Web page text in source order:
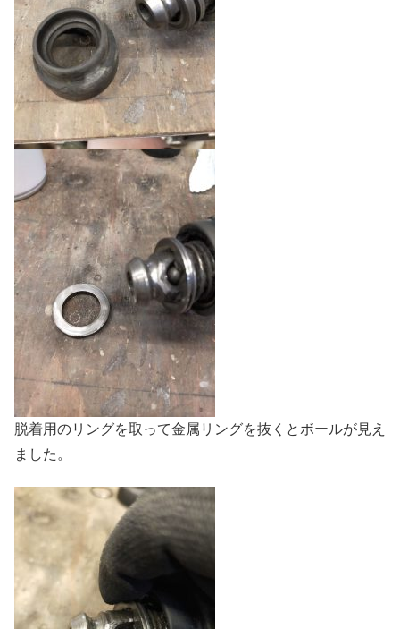
脱着用のリングを取って金属リングを抜くとボールが見え
ました。